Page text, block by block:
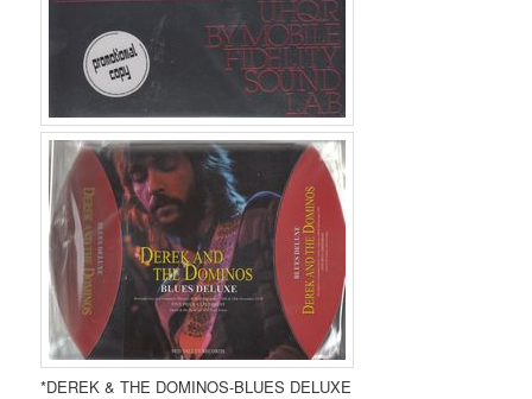
*DEREK & THE DOMINOS-BLUES DELUXE